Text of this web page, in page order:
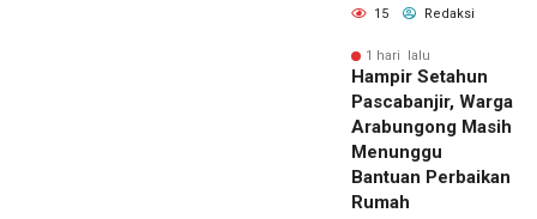
15 Redaksi
1 hari lalu
Hampir Setahun
Pascabanjir, Warga
Arabungong Masih
Menunggu
Bantuan Perbaikan
Rumah